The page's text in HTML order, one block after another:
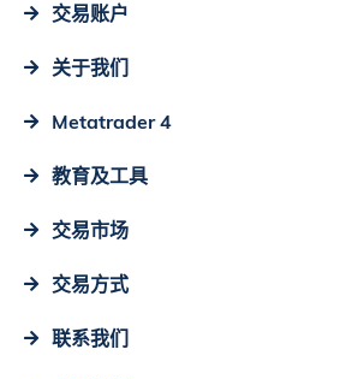
交易账户
关于我们
Metatrader 4
教育及工具
交易市场
交易方式
联系我们